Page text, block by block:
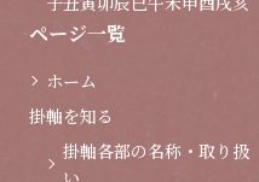
ページ一覧
ホーム
掛軸を知る
掛軸各部の名称・取り扱
い